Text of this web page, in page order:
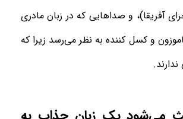
آفریقا)، و صداهایی که در زبان مادری
و کسل کننده به نظر می‌رسد زیرا که